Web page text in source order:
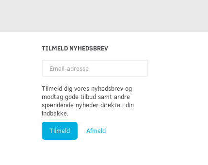
TILMELD NYHEDSBREV
adresse
Tilmeld dig vores nyhedsbrev og
modtag gode tilbud samt andre
spændende nyheder direkte i din
indbakke.
Tilmeld Afmeld